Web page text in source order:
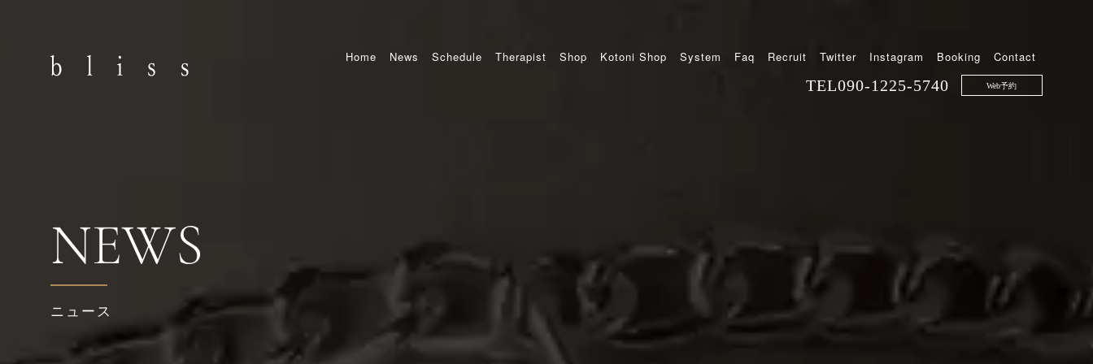
Home News Schedule Therapist Shop Kotoni Shop System Faq Recruit Twitter Instagram Booking Contact
TEL090-1225-5740 Web予約
NEWS
ニュース